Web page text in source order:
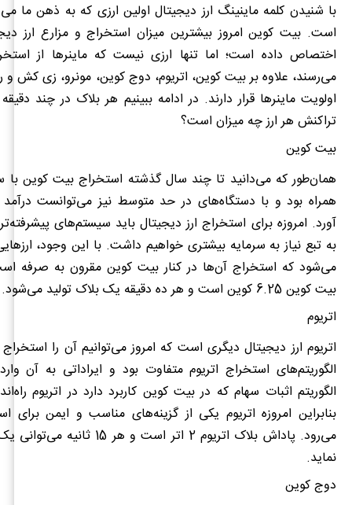
با شنیدن کلمه ماینینگ ارز دیجیتال اولین ارزی که به ذهن ما
است. بیت کوین امروز بیشترین میزان استخراج و مزارع ارز
اختصاص داده است؛ اما تنها ارزی نیست که ماینرها از
می‌رسند، علاوه بر بیت کوین، اتریوم، دوج کوین، مونرو، زی کش و
اولویت ماینرها قرار دارند. در ادامه ببینیم هر بلاک در چند
تراکنش هر ارز چه میزان است؟
بیت کوین
همان‌طور که می‌دانید تا چند سال گذشته استخراج بیت کوین با
همراه بود و با دستگاه‌های در حد متوسط نیز می‌توانست
آورد. امروزه برای استخراج ارز دیجیتال باید سیستم‌های
به تبع نیاز به سرمایه بیشتری خواهیم داشت. با این وجود،
می‌شود که استخراج آن‌ها در کنار بیت کوین مقرون به صرفه
بیت کوین 6.25 کوین است و هر ده دقیقه یک بلاک تولید می‌شود.
اتریوم
اتریوم ارز دیجیتال دیگری است که امروز می‌توانیم آن را
الگوریتم‌های استخراج اتریوم متفاوت بود و ایراداتی به آن
الگوریتم اثبات سهام که در بیت کوین کاربرد دارد در اتریوم
بنابراین امروزه اتریوم یکی از گزینه‌های مناسب و ایمن برای
می‌رود. پاداش بلاک اتریوم 2 اتر است و
نماید.
دوج کوین